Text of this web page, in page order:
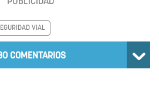
SEGURIDAD VIAL
COMENTARIOS